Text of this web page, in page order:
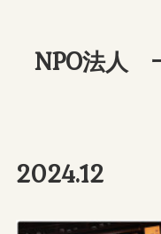
NPO法人
2024.12